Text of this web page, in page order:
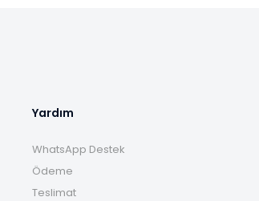
Yardım
WhatsApp Destek
Ödeme
Teslimat